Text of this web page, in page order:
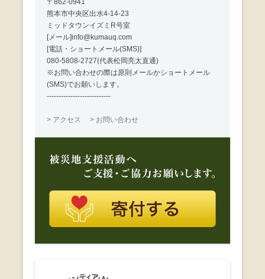
〒862-0941
熊本市中央区出水4-14-23
ミッドタウンイズミR号室
[メール]info@kumauq.com
[電話・ショートメール(SMS)]
080-5808-2727(代表松岡亮太直通)
※お問い合わせの際は原則メールかショートメール
(SMS)でお願いします。
---------------------------
> アクセス > お問い合わせ